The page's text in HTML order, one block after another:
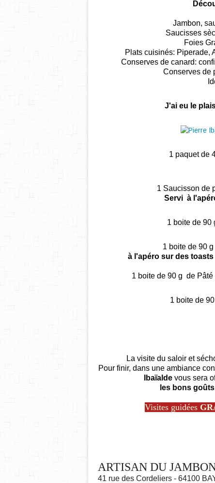
Jambon,
Saucisses
Foies
Plats cuisinés: Piperade,
Conserves de canard:
Conserves de
J'ai eu le
1 paquet de
1 Saucisson de
Servi à
1 boite de 90
1 boite de 90
à l'apéro sur des
1 boite de 90 g de Pâté
1 boite de
La visite du saloir et
Pour finir, dans une ambiance
Ibaïalde vous sera
les bons
Visites guidées
ARTISAN DU
41 rue des Cordeliers - 64100